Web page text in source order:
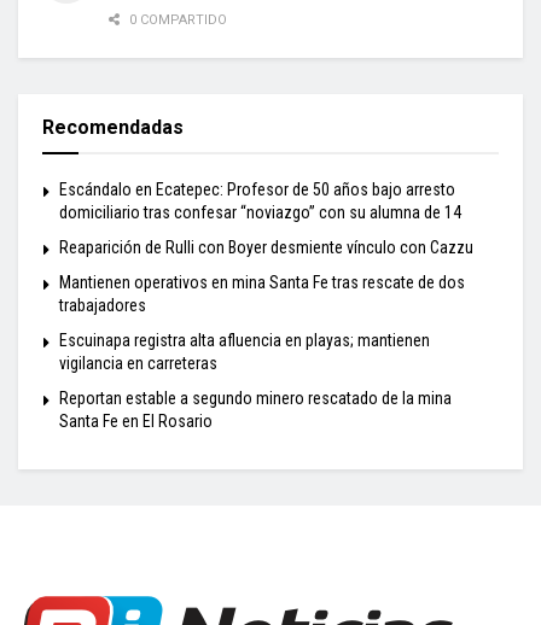
0 COMPARTIDO
Recomendadas
Escándalo en Ecatepec: Profesor de 50 años bajo arresto
domiciliario tras confesar “noviazgo” con su alumna de 14
Reaparición de Rulli con Boyer desmiente vínculo con Cazzu
Mantienen operativos en mina Santa Fe tras rescate de dos
trabajadores
Escuinapa registra alta afluencia en playas; mantienen
vigilancia en carreteras
Reportan estable a segundo minero rescatado de la mina
Santa Fe en El Rosario